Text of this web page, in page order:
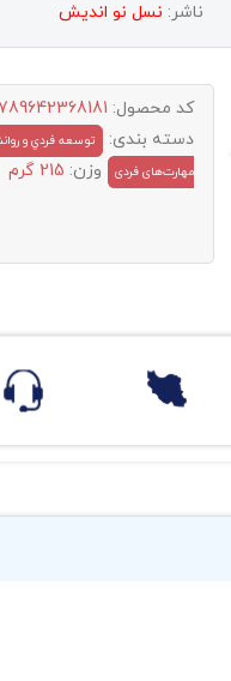
ناشر: نسل نو انديش
کد محصول:
دسته بندی:
توسعه فردي و
مهارت‌های فردی
وزن: 215 گرم